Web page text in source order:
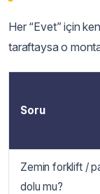
Her “Evet” için
taraftaysa o
Soru
Zemin forklift /
dolu mu?